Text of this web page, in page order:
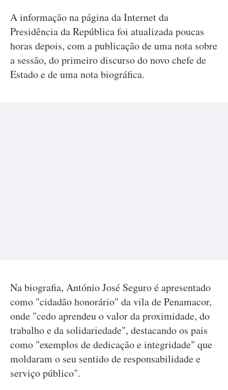
A informação na página da Internet da
Presidência da República foi atualizada poucas
horas depois, com a publicação de uma nota sobre
a sessão, do primeiro discurso do novo chefe de
Estado e de uma nota biográfica.
Na biografia, António José Seguro é apresentado
como "cidadão honorário" da vila de Penamacor,
onde "cedo aprendeu o valor da proximidade, do
trabalho e da solidariedade", destacando os pais
como "exemplos de dedicação e integridade" que
moldaram o seu sentido de responsabilidade e
serviço público".